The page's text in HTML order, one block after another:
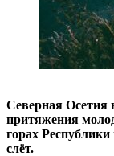
Северная Осетия
притяжения
горах
слёт.